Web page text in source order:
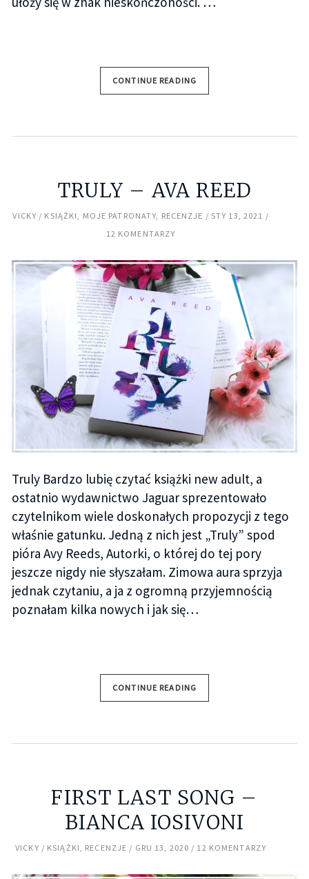
CONTINUE READING
TRULY – AVA REED
VICKY KSIĄŻKI, MOJE PATRONATY, RECENZJE
STY 13, 2021
12 KOMENTARZY
Truly Bardzo lubię czytać książki new adult, a
ostatnio wydawnictwo Jaguar sprezentowało
czytelnikom wiele doskonałych propozycji z tego
właśnie gatunku. Jedną z nich jest „Truly” spod
pióra Avy Reeds, Autorki, o której do tej pory
jeszcze nigdy nie słyszałam. Zimowa aura sprzyja
jednak czytaniu, a ja z ogromną przyjemnością
poznałam kilka nowych i jak się…
CONTINUE READING
FIRST LAST SONG –
BIANCA IOSIVONI
VICKY KSIĄŻKI, RECENZJE GRU 13, 2020 12 KOMENTARZY